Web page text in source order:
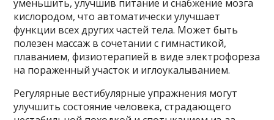
уменьшить, улучшив питание и снабжение мозга
кислородом, что автоматически улучшает
функции всех других частей тела. Может быть
полезен массаж в сочетании с гимнастикой,
плаванием, физиотерапией в виде электрофореза
на пораженный участок и иглоукалыванием.
Регулярные вестибулярные упражнения могут
улучшить состояние человека, страдающего